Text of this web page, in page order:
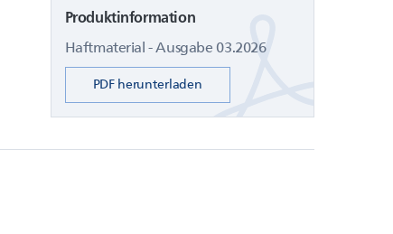
Produktinformation
Haftmaterial - Ausgabe 03.2026
PDF herunterladen